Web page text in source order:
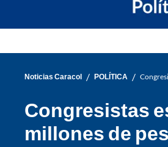
Noticias Caracol / POLÍTICA /
Congresistas
millones de